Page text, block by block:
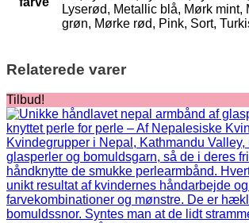
Lyserød, Metallic blå, Mørk mint,
grøn, Mørke rød, Pink, Sort,
Relaterede varer
Tilbud!